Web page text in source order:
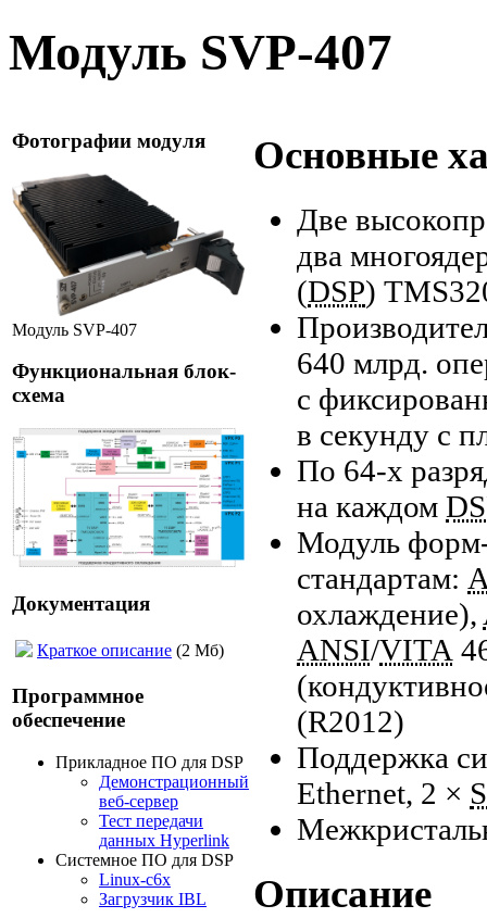
Модуль SVP-407
Фотографии модуля
Модуль SVP-407
Функциональная блок-
схема
Документация
Краткое описание (2 Мб)
Программное
обеспечение
Прикладное ПО для DSP
Демонстрационный
веб-сервер
Тест передачи
данных Hyperlink
Системное ПО для DSP
Linux-c6x
Загрузчик IBL
Основные
Две
два
(DSP)
640 млрд.
с
в секунду с
По 64-х
на каждом
Модуль
стандартам:
охлаждение),
ANSI/VITA
(R2012)
Поддержка
Ethernet, 2 ×
Описание